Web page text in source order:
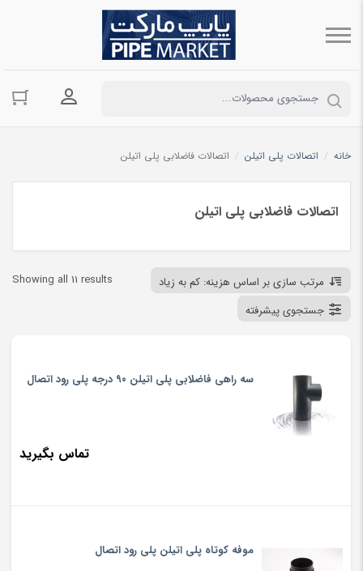
ورود به
خانه / اتصالات پلی اتیلن / اتصالات فاضلابی پلی اتیلن
اتصالات فاضلابی پلی اتیلن
Showing all 11 results
مرتب سازی بر اساس هزینه: کم به زیاد
جستجوی پیشرفته
سه راهی فاضلابی پلی اتیلن ۹۰ درجه پلی رود اتصال
تماس بگیرید
موفه کوتاه پلی اتیلن پلی رود اتصال